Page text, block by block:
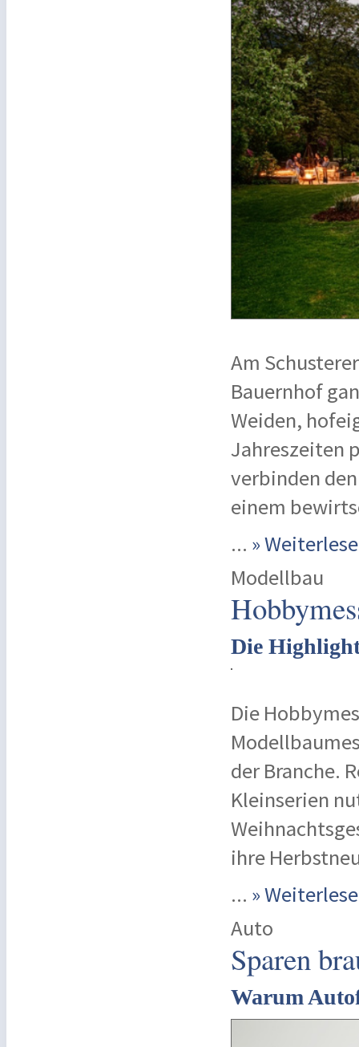
Am
Bauernhof
Weiden,
Jahreszeiten
verbinden
einem
... »
Modellbau
Die
Die
der Branche.
Kleinserien
ihre
... »
Auto
Sparen
Warum